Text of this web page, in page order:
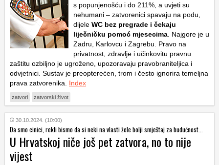
s popunjenošću i do 211%, a uvjeti su
nehumani – zatvorenici spavaju na podu,
dijele WC bez pregrade i čekaju
liječničku pomoć mjesecima . Najgore je u
Zadru, Karlovcu i Zagrebu. Pravo na
privatnost, zdravlje i učinkovitu pravnu
zaštitu ozbiljno je ugroženo, upozoravaju pravobraniteljica i
odvjetnici. Sustav je preopterećen, trom i često ignorira temeljna
prava zatvorenika. Index
zatvori zatvorski život
30.10.2024. (10:00)
Da smo cinici, rekli bismo da si neki na vlasti žele bolji smještaj za budućnost...
U Hrvatskoj niče još pet zatvora, no to nije
vijest